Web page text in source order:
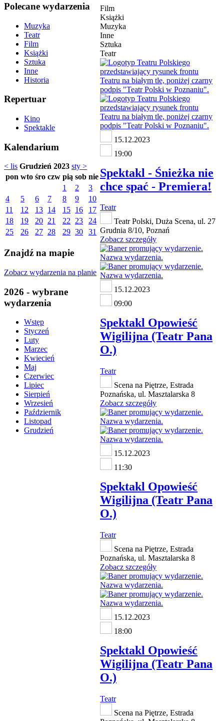
Polecane wydarzenia
Muzyka
Teatr
Film
Książki
Sztuka
Inne
Historia
Repertuar
Kino
Spektakle
Kalendarium
< lis Grudzień 2023 sty >
pon wto śro czw pią sob nie
1
2
3
4
5 6 7 8 9
10
11
12 13 14 15 16
17
18
19 20 21 22 23
24
25
26 27 28 29 30 31
Znajdź na mapie
Zobacz wydarzenia na planie
2026 - wybrane
wydarzenia
Wstęp
Styczeń
Luty
Marzec
Kwiecień
Maj
Czerwiec
Lipiec
Sierpień
Wrzesień
Październik
Listopad
Grudzień
Film
Książki
Muzyka
Inne
Sztuka
Teatr
15.12.2023
19:00
Spektakl - Śnieżka nie
chce spać - Premiera!
Teatr
Teatr Polski, Duża Scena, ul. 27
Grudnia 8/10, Poznań
Zobacz szczegóły
15.12.2023
09:00
Spektakl Opowieść
Wigilijna (Teatr Pana
O.)
Teatr
Scena na Piętrze, Estrada
Poznańska, ul. Masztalarska 8
Zobacz szczegóły
15.12.2023
11:30
Spektakl Opowieść
Wigilijna (Teatr Pana
O.)
Teatr
Scena na Piętrze, Estrada
Poznańska, ul. Masztalarska 8
Zobacz szczegóły
15.12.2023
18:00
Spektakl Opowieść
Wigilijna (Teatr Pana
O.)
Teatr
Scena na Piętrze, Estrada